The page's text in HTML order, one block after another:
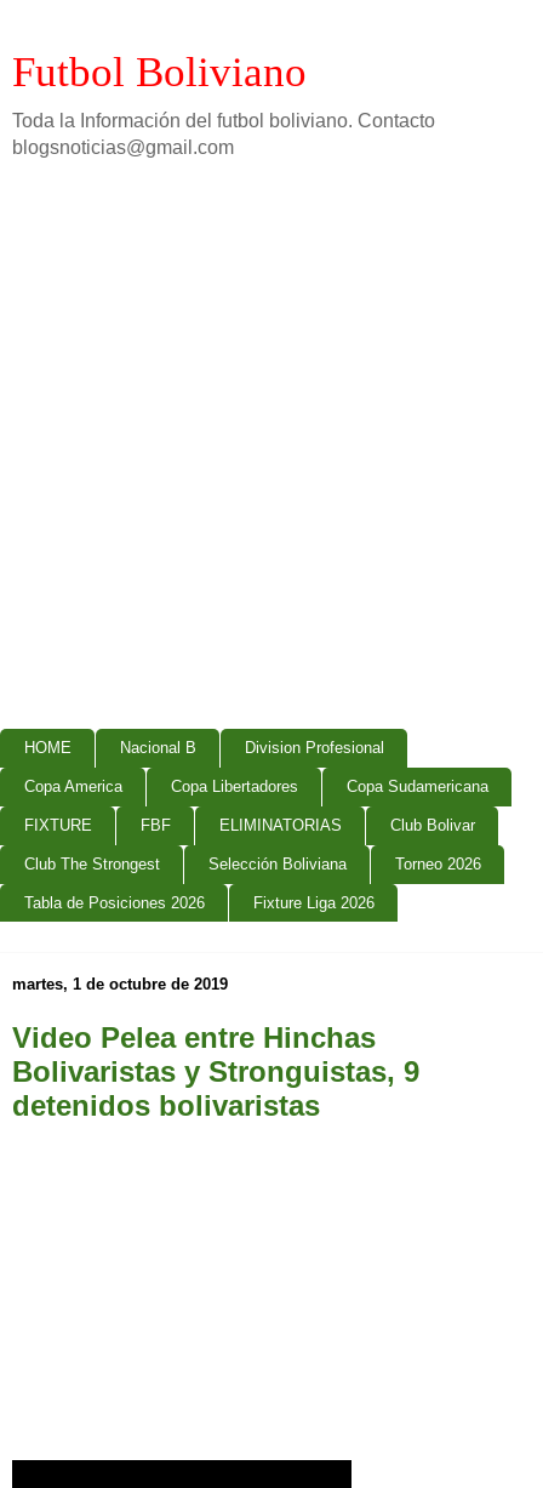
Futbol Boliviano
Toda la Información del futbol boliviano. Contacto
blogsnoticias@gmail.com
HOME Nacional B Division Profesional
Copa America Copa Libertadores Copa Sudamericana
FIXTURE FBF ELIMINATORIAS Club Bolivar
Club The Strongest Selección Boliviana Torneo 2026
Tabla de Posiciones 2026 Fixture Liga 2026
martes, 1 de octubre de 2019
Video Pelea entre Hinchas
Bolivaristas y Stronguistas, 9
detenidos bolivaristas